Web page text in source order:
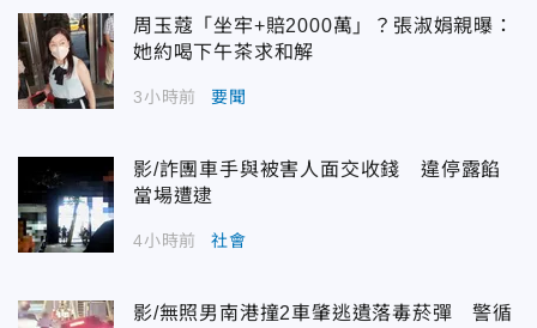
周玉蔻「坐牢+賠2000萬」？張淑娟親曝：
她約喝下午茶求和解
3小時前 要聞
影/詐團車手與被害人面交收錢 違停露餡
當場遭逮
4小時前 社會
影/無照男南港撞2車肇逃遺落毒菸彈 警循